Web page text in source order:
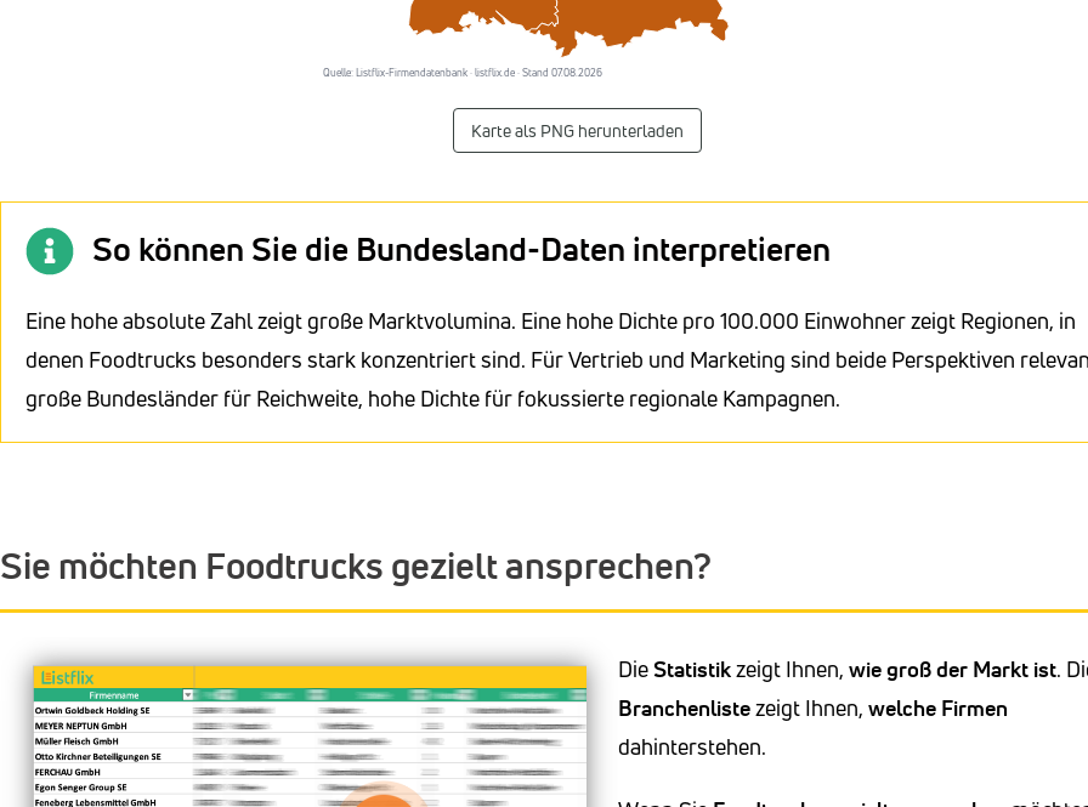
Quelle: Listflix-Firmendatenbank · listflix.de · Stand 07.08.2026
Karte als PNG herunterladen
So können Sie die Bundesland-Daten interpretieren
Eine hohe absolute Zahl zeigt große Marktvolumina. Eine hohe Dichte pro 100.000 Einwohner zeigt Regionen, in
denen Foodtrucks besonders stark konzentriert sind. Für Vertrieb und Marketing sind beide Perspektiven
große Bundesländer für Reichweite, hohe Dichte für fokussierte regionale Kampagnen.
Sie möchten Foodtrucks gezielt ansprechen?
DieStatistikzeigt Ihnen,wie groß der Markt ist.
Branchenlistezeigt Ihnen,welche Firmen
dahinterstehen.